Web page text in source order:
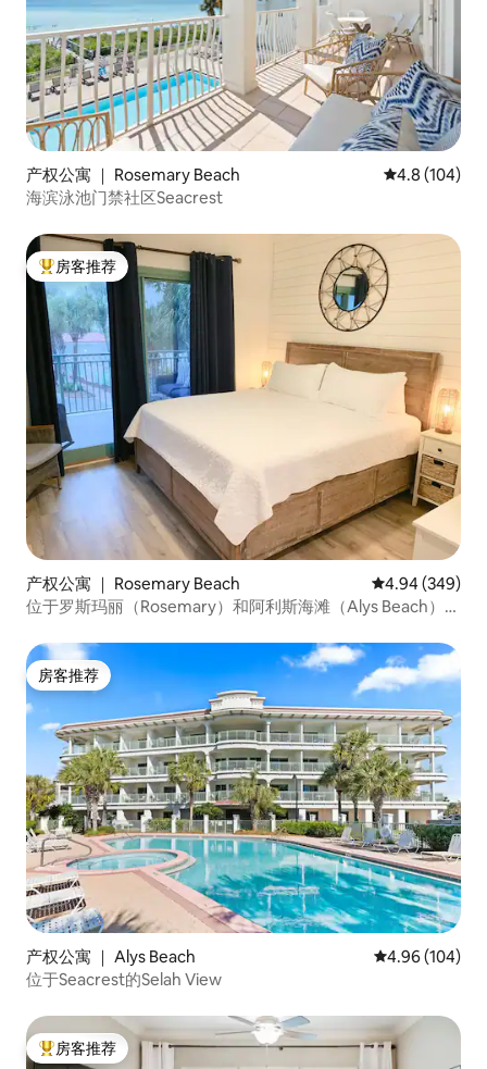
产权公寓 ｜ Rosemary Beach 平均评分 4.8
4.8 (104)
海滨泳池门禁社区Seacrest
热门「房客推荐」
房客推荐
产权公寓 ｜ Rosemary Beach 平均评分 4.94
4.94 (349)
位于罗斯玛丽（Rosemary）和阿利斯海滩（Alys Beach）之
房客推荐
房客推荐
产权公寓 ｜ Alys Beach 平均评分 4.96
4.96 (104)
位于Seacrest的Selah View
热门「房客推荐」
房客推荐